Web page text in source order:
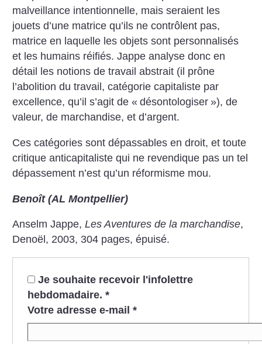
malveillance intentionnelle, mais seraient les
jouets d’une matrice qu’ils ne contrôlent pas,
matrice en laquelle les objets sont personnalisés
et les humains réifiés. Jappe analyse donc en
détail les notions de travail abstrait (il prône
l’abolition du travail, catégorie capitaliste par
excellence, qu’il s’agit de « désontologiser »), de
valeur, de marchandise, et d’argent.
Ces catégories sont dépassables en droit, et toute
critique anticapitaliste qui ne revendique pas un tel
dépassement n’est qu’un réformisme mou.
Benoît (AL Montpellier)
Anselm Jappe,Les Aventures de la marchandise,
Denoël, 2003, 304 pages, épuisé.
Je souhaite recevoir l'infolettre
hebdomadaire. *
Votre adresse e-mail *